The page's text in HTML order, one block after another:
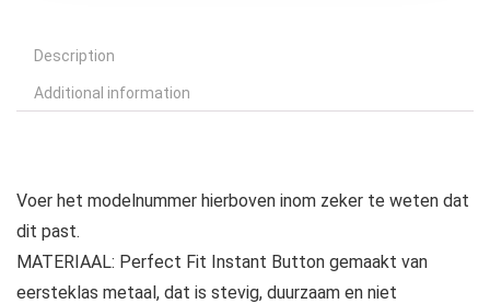
Description
Additional information
Voer het modelnummer hierboven inom zeker te weten dat
dit past.
MATERIAAL: Perfect Fit Instant Button gemaakt van
eersteklas metaal, dat is stevig, duurzaam en niet